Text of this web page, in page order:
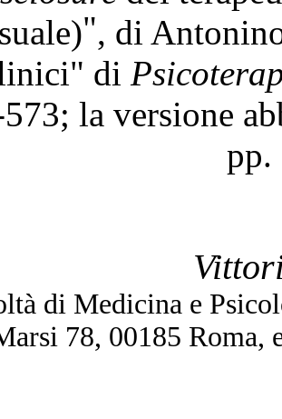
", di
di
la versione
pp.
di Medicina e
78, 00185 Roma,